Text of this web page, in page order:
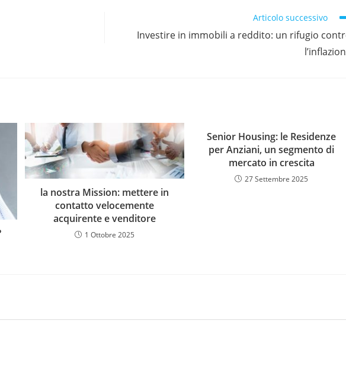
Articolo successivo
Investire in immobili a reddito: un rifugio
la nostra Mission: mettere in
contatto velocemente
acquirente e venditore
1 Ottobre 2025
Senior Housing: le Residenze
per Anziani, un segmento di
mercato in crescita
27 Settembre 2025